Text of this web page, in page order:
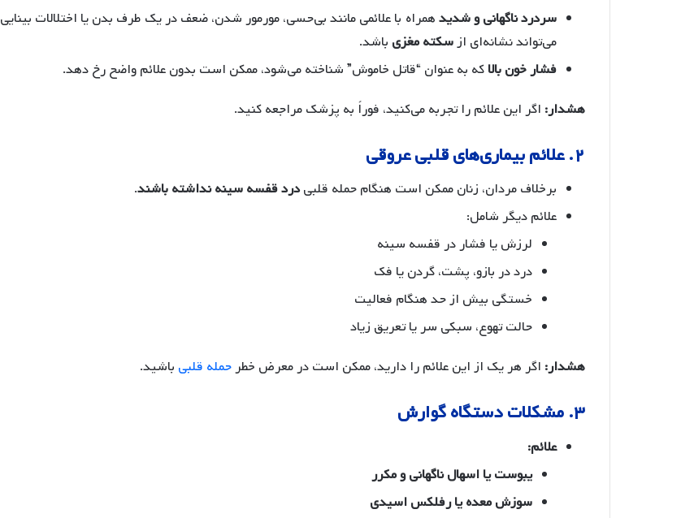
سردرد ناگهانی و شدیدهمراه با علائمی مانند بی‌حسی، مورمور شدن، ضعف در یک طرف بدن یا اختلالات بینایی
می‌تواند نشانه‌ای ازسکته مغزی باشد.
فشار خون بالاکه به عنوان “قاتل خاموش” شناخته می‌شود، ممکن است بدون علائم واضح رخ دهد.
هشدار: اگر این علائم را تجربه می‌کنید، فوراً به پزشک مراجعه کنید.
۲. علائم بیماری‌های قلبی عروقی
برخلاف مردان، زنان ممکن است هنگام حمله قلبیدرد قفسه سینه نداشته باشند.
علائم دیگر شامل:
لرزش یا فشار در قفسه سینه
درد در بازو، پشت، گردن یا فک
خستگی بیش از حد هنگام فعالیت
حالت تهوع، سبکی سر یا تعریق زیاد
هشدار: اگر هر یک از این علائم را دارید، ممکن است در معرض خطرحمله قلبی باشید.
۳. مشکلات دستگاه گوارش
علائم:
یبوست یا اسهال ناگهانی و مکرر
سوزش معده یا رفلکس اسیدی